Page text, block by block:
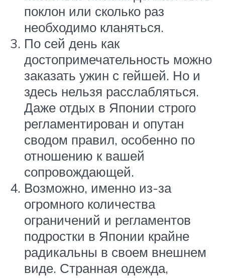
поклон или сколько раз
необходимо кланяться.
По сей день как
достопримечательность можно
заказать ужин с гейшей. Но и
здесь нельзя расслабляться.
Даже отдых в Японии строго
регламентирован и опутан
сводом правил, особенно по
отношению к вашей
сопровождающей.
Возможно, именно из-за
огромного количества
ограничений и регламентов
подростки в Японии крайне
радикальны в своем внешнем
виде. Странная одежда,